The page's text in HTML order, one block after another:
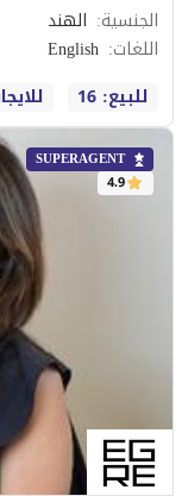
الجنسية: الهند
اللغات:
English
للبيع: 16
SUPERAGENT
4.9